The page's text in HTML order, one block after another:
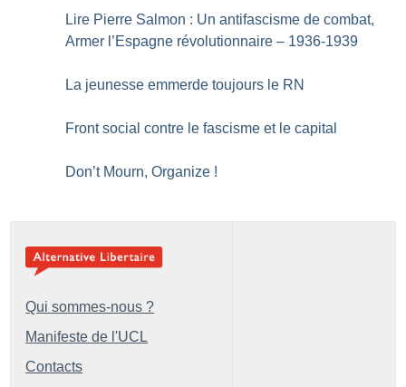
Lire Pierre Salmon : Un antifascisme de combat,
Armer l’Espagne révolutionnaire – 1936-1939
La jeunesse emmerde toujours le RN
Front social contre le fascisme et le capital
Don’t Mourn, Organize !
Qui sommes-nous ?
Manifeste de l'UCL
Contacts